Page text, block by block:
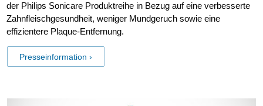
der Philips Sonicare Produktreihe in Bezug auf eine verbesserte
Zahnfleischgesundheit, weniger Mundgeruch sowie eine
effizientere Plaque-Entfernung.
Presseinformation ›